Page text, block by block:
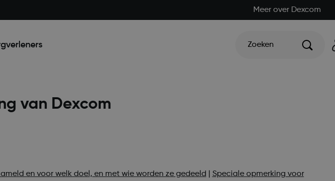
Meer over Dexcom
Zoeken
van Dexcom
en voor welk doel, en met wie worden ze gedeeld
Speciale opmerking voor